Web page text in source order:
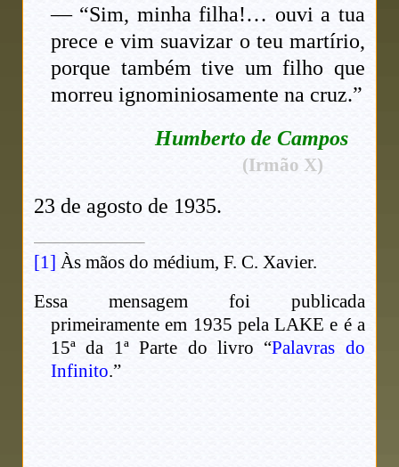
— “Sim, minha filha!… ouvi a tua
prece e vim suavizar o teu martírio,
porque também tive um filho que
morreu ignominiosamente na cruz.”
Humberto de Campos
(Irmão X)
23 de agosto de 1935.
[1] Às mãos do médium, F. C. Xavier.
Essa mensagem foi publicada
primeiramente em 1935 pela LAKE e é a
15ª da 1ª Parte do livro “Palavras do
Infinito.”